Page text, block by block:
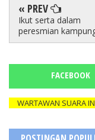
« PREV
Ikut serta dalam
peresmian
FACEBOOK
SUARA